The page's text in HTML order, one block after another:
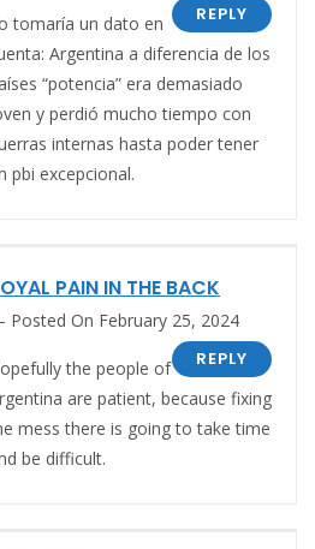
REPLY
tomaría un dato en
Argentina a diferencia de los
“potencia” era demasiado
y perdió mucho tiempo con
internas hasta poder tener
pbi excepcional.
PAIN IN THE BACK
Posted On February 25, 2024
REPLY
the people of
are patient, because fixing
mess there is going to take time
be difficult.